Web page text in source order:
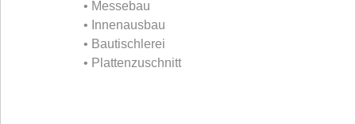
• Messebau
• Innenausbau
• Bautischlerei
• Plattenzuschnitt